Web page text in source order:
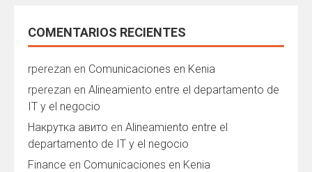
COMENTARIOS RECIENTES
rperezan en Comunicaciones en Kenia
rperezan en Alineamiento entre el departamento de
IT y el negocio
Накрутка авито en Alineamiento entre el
departamento de IT y el negocio
Finance en Comunicaciones en Kenia